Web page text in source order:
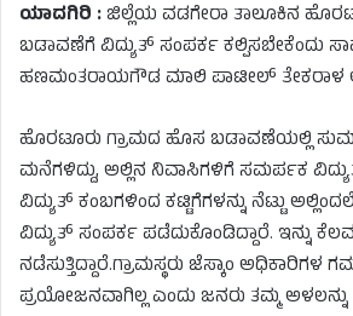
ಯಾದಗಿರಿ :ಜಿಲ್ಲೆಯ ವಡಗೇರಾ ತಾಲೂಕಿನ
ಬಡಾವಣೆಗೆ ವಿದ್ಯುತ್ ಸಂಪರ್ಕ ಕಲ್ಪಿಸಬೇಕೆಂದು
ಹಣಮಂತರಾಯಗೌಡ ಮಾಲಿ ಪಾಟೀಲ್​ ತೇಕರಾಳ
ಹೊರಟೂರು ಗ್ರಾಮದ ಹೊಸ ಬಡಾವಣೆಯಲ್ಲಿ
ಮನೆಗಳಿದ್ದು, ಅಲ್ಲಿನ ನಿವಾಸಿಗಳಿಗೆ ಸಮರ್ಪಕ
ವಿದ್ಯುತ್ ಕಂಬಗಳಿಂದ ಕಟ್ಟಿಗೆಗಳನ್ನು ನೆಟ್ಟು
ವಿದ್ಯುತ್ ಸಂಪರ್ಕ ಪಡೆದುಕೊಂಡಿದ್ದಾರೆ. ಇನ್ನು
ನಡೆಸುತ್ತಿದ್ದಾರೆ.ಗ್ರಾಮಸ್ಥರು ಜೆಸ್ಕಾಂ ಅಧಿಕಾರಿಗಳ
ಪ್ರಯೋಜನವಾಗಿಲ್ಲ ಎಂದು ಜನರು ತಮ್ಮ ಅಳಲನ್ನು